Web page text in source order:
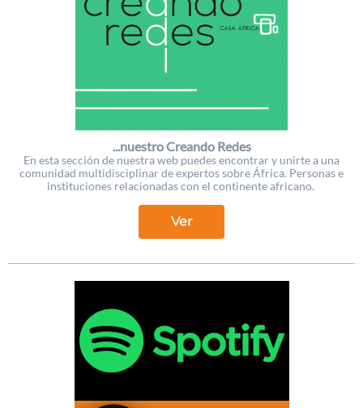
...nuestro Creando Redes
En esta sección de nuestra web puedes encontrar y unirte a una
comunidad multidisciplinar de expertos sobre África. Personas e
instituciones relacionadas con el continente africano.
Ver